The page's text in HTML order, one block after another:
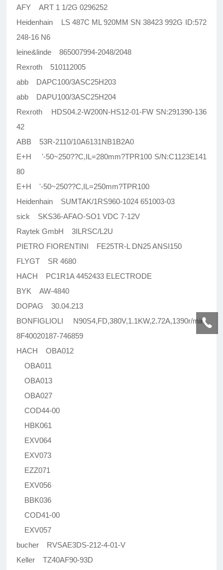
AFY ART 1 1/2G 0296252
Heidenhain LS 487C ML 920MM SN 38423 992G ID:572
248-16 N6
leine&linde 865007994-2048/2048
Rexroth 510112005
abb DAPC100/3ASC25H203
abb DAPU100/3ASC25H204
Rexroth HDS04.2-W200N-HS12-01-FW SN:291390-136
42
ABB 53R-2110/10A6131NB1B2A0
E+H '-50~250??C,IL=280mm?TPR100 S/N:C1123E141
80
E+H '-50~250??C,IL=250mm?TPR100
Heidenhain SUMTAK/1RS960-1024 651003-03
sick SKS36-AFAO-SO1 VDC 7-12V
Raytek GmbH 3ILRSC/L2U
PIETRO FIORENTINI FE25TR-L DN25 ANSI150
FLYGT SR 4680
HACH PC1R1A 4452433 ELECTRODE
BYK AW-4840
DOPAG 30.04.213
BONFIGLIOLI N90S4,FD,380V,1.1KW,2.72A,1390r/min,
8F40020187-746859
HACH OBA012
OBA011
OBA013
OBA027
COD44-00
HBK061
EXV064
EXV073
EZZ071
EXV056
BBK036
COD41-00
EXV057
bucher RVSAE3DS-212-4-01-V
Keller TZ40AF90-93D